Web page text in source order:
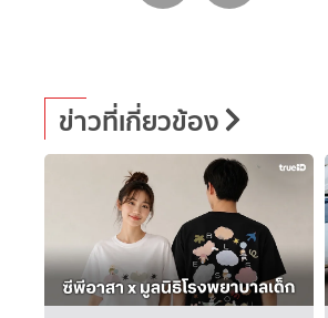
ข่าวที่เกี่ยวข้อง